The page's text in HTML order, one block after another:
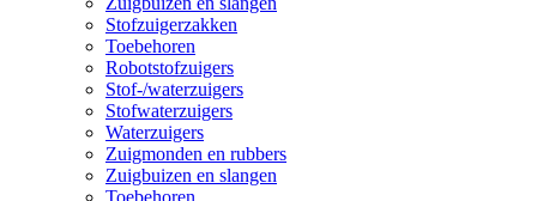
Stofzuigerzakken
Toebehoren
Robotstofzuigers
Stof-/waterzuigers
Stofwaterzuigers
Waterzuigers
Zuigmonden en rubbers
Zuigbuizen en slangen
Toebehoren